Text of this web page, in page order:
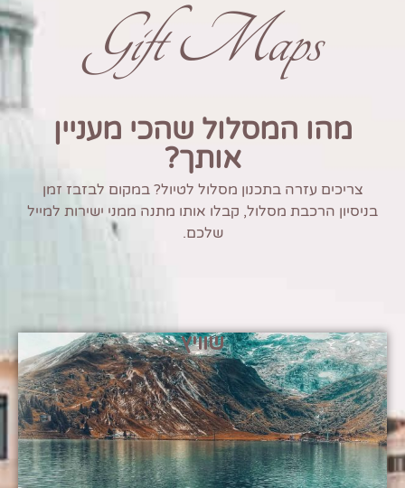
Gift Maps
מהו המסלול שהכי מעניין
אותך?
צריכים עזרה בתכנון מסלול לטיול? במקום לבזבז זמן
בניסיון הרכבת מסלול, קבלו אותו מתנה ממני ישירות למייל
שלכם.
שוויץ